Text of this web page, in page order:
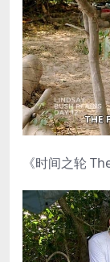
《时间之轮